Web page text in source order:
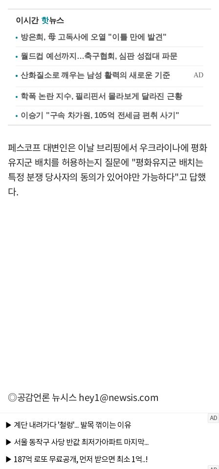
이시간 핫뉴스
방은희, 母 고독사에 오열 "이틀 만에 발견"
월드컵 예선까지…축구협회, 심판 성접대 파문
학폭 논란 지수, 필리핀서 몰라보게 달라진 근황
이승기 "구속 차가원, 105억 전세금 편취 사기"
페스코프 대변인은 이날 브리핑에서 우크라이나에 평화
유지군 배치를 허용하는지 질문에 "평화유지군 배치는
특정 분쟁 당사자의 동의가 있어야만 가능하다"고 답했
다.
◎공감언론 뉴시스hey1@newsis.com